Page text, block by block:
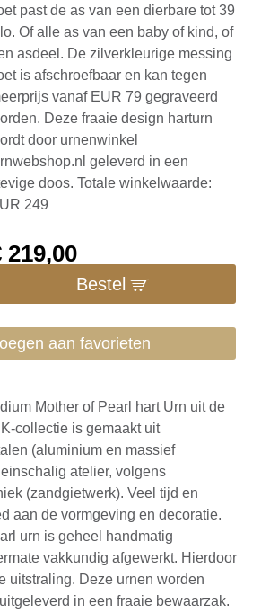
past de as van een dierbare tot 39
Of alle as van een baby of kind, of
asdeel. De zilverkleurige messing
is afschroefbaar en kan tegen
vanaf EUR 79 gegraveerd
Deze fraaie design harturn
door urnenwinkel
geleverd in een
doos. Totale winkelwaarde:
249
219,00
Bestel
aan favorieten
Mother of Pearl hart Urn uit de
collectie is gemaakt uit
(aluminium en massief
atelier, volgens
(zandgietwerk). Veel tijd en
aan de vormgeving en decoratie.
urn is geheel handmatig
vakkundig afgewerkt. Hierdoor
uitstraling. Deze urnen worden
in een fraaie bewaarzak.